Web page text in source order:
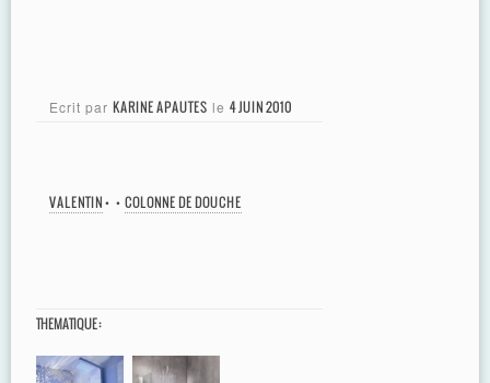
Ecrit par KARINE APAUTES le 4 JUIN 2010
VALENTIN• • COLONNE DE DOUCHE
THEMATIQUE :